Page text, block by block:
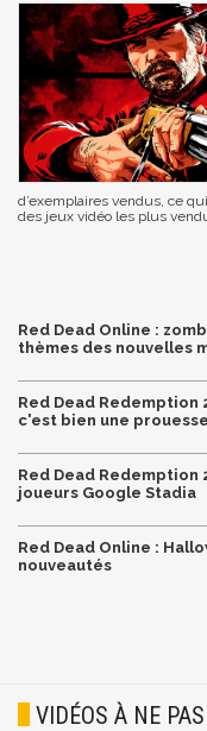
d’exemplaires vendus, ce
des jeux vidéo les plus
Red Dead Online :
thèmes des nouvelles
Red Dead Redemption
c'est bien une prouesse
Red Dead Redemption
joueurs Google Stadia
Red Dead Online :
nouveautés
VIDÉOS À NE